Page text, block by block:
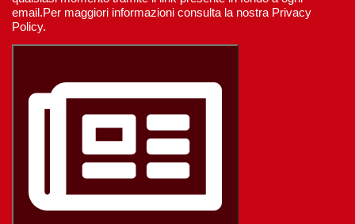
email.Per maggiori informazioni consulta la nostra Privacy
Policy.